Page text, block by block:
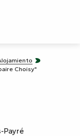
Choisy"
Payré